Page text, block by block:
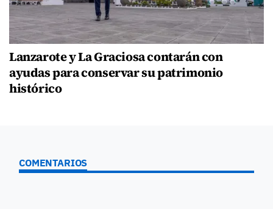
Lanzarote y La Graciosa contarán con
ayudas para conservar su patrimonio
histórico
COMENTARIOS